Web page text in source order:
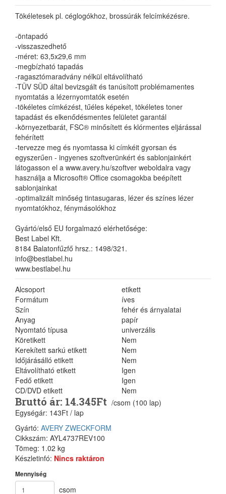
Tökéletesek pl. céglogókhoz, brossúrák felcímkézésre.
-öntapadó
-visszaszedhető
-méret: 63,5x29,6 mm
-megbízható tapadás
-ragasztómaradvány nélkül eltávolítható
-TÜV SÜD által bevizsgált és tanúsított problémamentes
nyomtatás a lézernyomtatók esetén
-tökéletes címkézést, tűéles képeket, tökéletes toner
tapadást és elkenődésmentes felületet garantál
-környezetbarát, FSC® minősített és klórmentes eljárással
fehérített
-tervezze meg és nyomtassa ki címkéit gyorsan és
egyszerűen - ingyenes szoftverünkért és sablonjainkért
látogasson el a www.avery.hu/szoftver weboldalra vagy
használja a Microsoft® Office csomagokba beépített
sablonjainkat
-optimalizált minőség tintasugaras, lézer és színes lézer
nyomtatókhoz, fénymásolókhoz
Gyártó/első EU forgalmazó elérhetősége:
Best Label Kft.
8184 Balatonfűzfő hrsz.: 1498/321.
info@bestlabel.hu
www.bestlabel.hu
Alcsoport
etikett
Formátum
íves
Szín
fehér és árnyalatai
Anyag
papír
Nyomtató típusa
univerzális
Köretikett
Nem
Kerekített sarkú etikett
Nem
Időjárásálló etikett
Nem
Eltávolítható etikett
Igen
Fedő etikett
Igen
CD/DVD etikett
Nem
Bruttó ár: 14.345Ft /csom (100 lap)
Egységár: 143Ft / lap
Gyártó: AVERY ZWECKFORM
Cikkszám: AYL4737REV100
Tömeg: 1.02 kg
Készletinfó: Nincs raktáron
Mennyiség
csom